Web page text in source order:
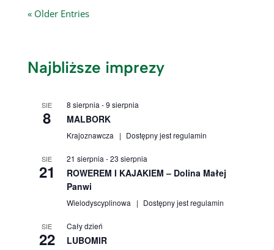
« Older Entries
Najbliższe imprezy
SIE
8
8 sierpnia -9 sierpnia
MALBORK
Krajoznawcza Dostępny jest regulamin
SIE
21
21 sierpnia -23 sierpnia
ROWEREM I KAJAKIEM – Dolina Małej
Panwi
Wielodyscyplinowa Dostępny jest regulamin
SIE
22
Cały dzień
LUBOMIR